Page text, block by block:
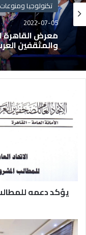
تكنولوجيا ومنوعات
2022-07-05
معرض القاهرة
والمثقفين
يؤكد دعمه